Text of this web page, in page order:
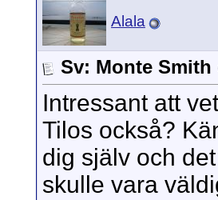
Alala
Sv: Monte
Intressant att
Tilos också?
dig själv och
skulle vara